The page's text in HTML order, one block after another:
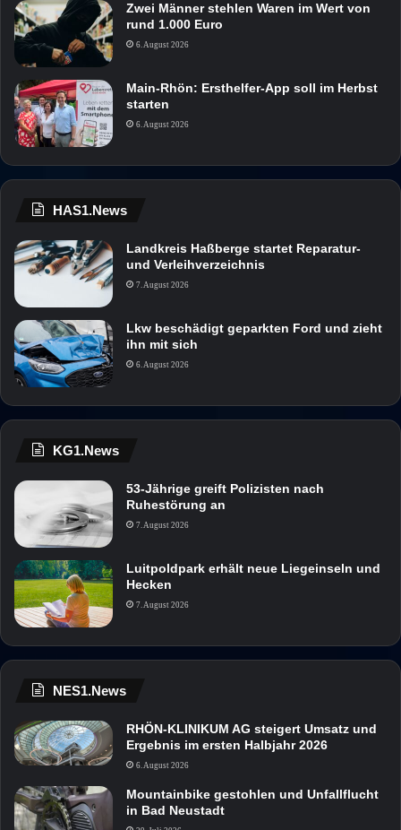
Zwei Männer stehlen Waren im Wert von
rund 1.000 Euro
6. August 2026
Main-Rhön: Ersthelfer-App soll im Herbst
starten
6. August 2026
HAS1.News
Landkreis Haßberge startet Reparatur-
und Verleihverzeichnis
7. August 2026
Lkw beschädigt geparkten Ford und zieht
ihn mit sich
6. August 2026
KG1.News
53-Jährige greift Polizisten nach
Ruhestörung an
7. August 2026
Luitpoldpark erhält neue Liegeinseln und
Hecken
7. August 2026
NES1.News
RHÖN-KLINIKUM AG steigert Umsatz und
Ergebnis im ersten Halbjahr 2026
6. August 2026
Mountainbike gestohlen und Unfallflucht
in Bad Neustadt